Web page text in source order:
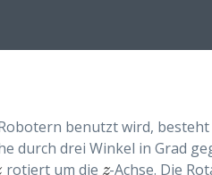
benutzt wird,
durch drei Winkel in Grad
rotiert um die z
z-Achse. Die